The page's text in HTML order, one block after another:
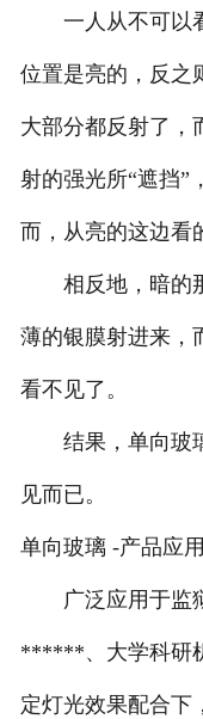
一人从不可以看
位置是亮的，反之
大部分都反射了，
射的强光所“遮挡”
而，从亮的这边看
相反地，暗的那
薄的银膜射进来，
看不见了。
结果，单向玻璃
见而已。
单向玻璃 -产品应用
广泛应用于监狱
******、大学科研
定灯光效果配合下